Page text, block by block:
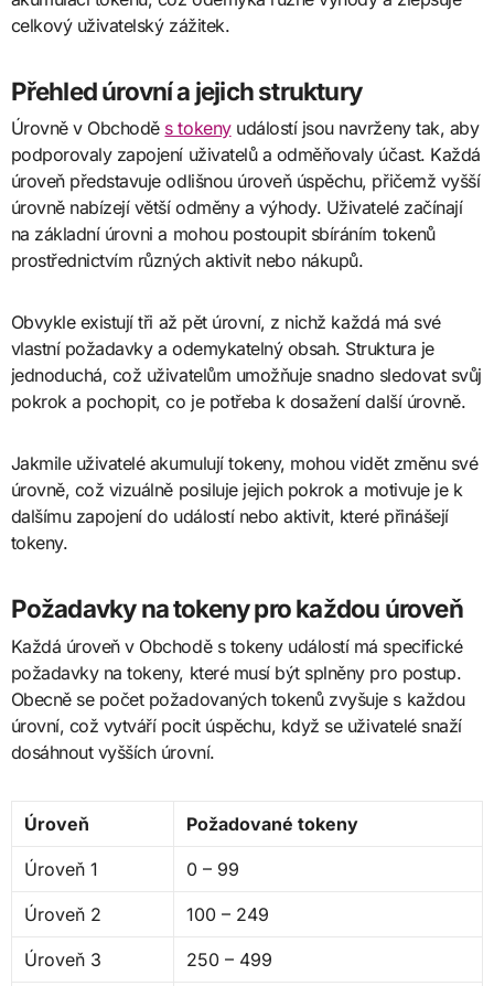
celkový uživatelský zážitek.
Přehled úrovní a jejich struktury
Úrovně v Obchodě s tokenyudálostí jsou navrženy tak, aby
podporovaly zapojení uživatelů a odměňovaly účast. Každá
úroveň představuje odlišnou úroveň úspěchu, přičemž vyšší
úrovně nabízejí větší odměny a výhody. Uživatelé začínají
na základní úrovni a mohou postoupit sbíráním tokenů
prostřednictvím různých aktivit nebo nákupů.
Obvykle existují tři až pět úrovní, z nichž každá má své
vlastní požadavky a odemykatelný obsah. Struktura je
jednoduchá, což uživatelům umožňuje snadno sledovat svůj
pokrok a pochopit, co je potřeba k dosažení další úrovně.
Jakmile uživatelé akumulují tokeny, mohou vidět změnu své
úrovně, což vizuálně posiluje jejich pokrok a motivuje je k
dalšímu zapojení do událostí nebo aktivit, které přinášejí
tokeny.
Požadavky na tokeny pro každou úroveň
Každá úroveň v Obchodě s tokeny událostí má specifické
požadavky na tokeny, které musí být splněny pro postup.
Obecně se počet požadovaných tokenů zvyšuje s každou
úrovní, což vytváří pocit úspěchu, když se uživatelé snaží
dosáhnout vyšších úrovní.
Úroveň Požadované tokeny
Úroveň 1 0 – 99
Úroveň 2 100 – 249
Úroveň 3 250 – 499